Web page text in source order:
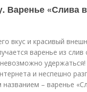
Варенье «Слива
вкус и красивый
варенье из слив
и неспешно
– варенье